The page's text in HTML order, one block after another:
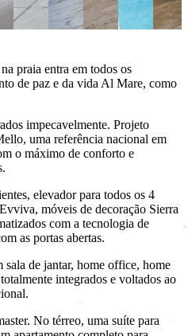
praia entra em todos os
de paz e da vida Al Mare, como
impecavelmente. Projeto
uma referência nacional em
o máximo de conforto e
elevador para todos os 4
móveis de decoração Sierra
com a tecnologia de
as portas abertas.
de jantar, home office, home
integrados e voltados ao
No térreo, uma suíte para